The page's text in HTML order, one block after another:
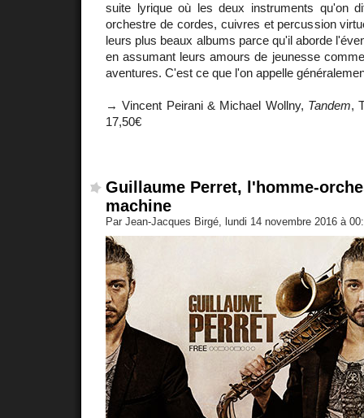
suite lyrique où les deux instruments qu'on
orchestre de cordes, cuivres et percussion
leurs plus beaux albums parce qu'il aborde
en assumant leurs amours de jeunesse
aventures. C'est ce que l'on appelle
→ Vincent Peirani & Michael Wollny, Tandem,
17,50€
Guillaume Perret, l'homme-
machine
Par Jean-Jacques Birgé, lundi 14 novembre 2016 à